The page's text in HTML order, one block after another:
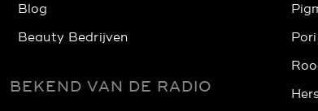
Blog
Beauty Bedrijven
BEKEND VAN DE RADIO